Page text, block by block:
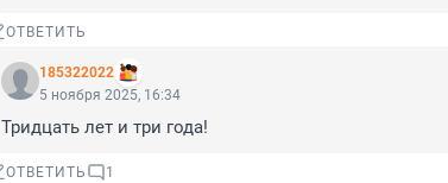
ОТВЕТИТЬ
185322022
5 ноября 2025, 16:34
Тридцать лет и три года!
ОТВЕТИТЬ 1